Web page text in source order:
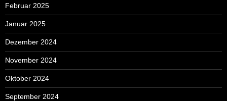
Februar 2025
Januar 2025
Dezember 2024
November 2024
Oktober 2024
September 2024